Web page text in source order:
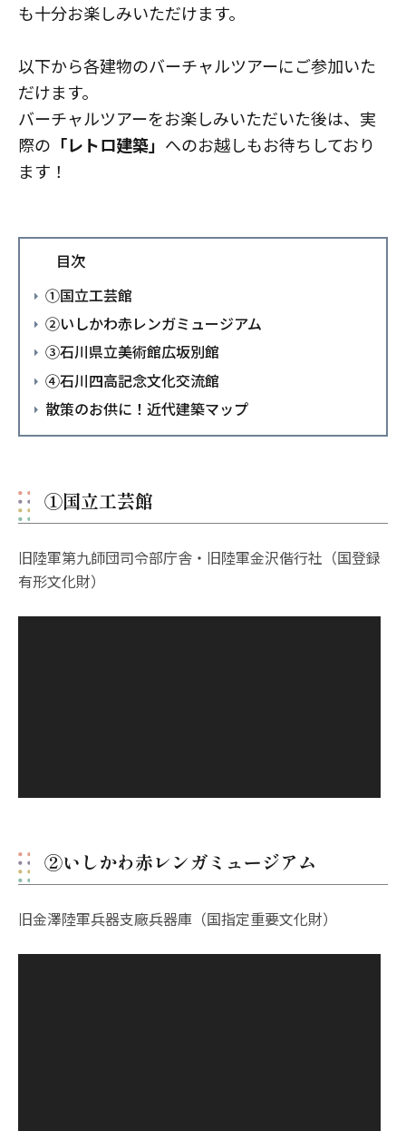
も十分お楽しみいただけます。
以下から各建物のバーチャルツアーにご参加いた
だけます。
バーチャルツアーをお楽しみいただいた後は、実
際の 「レトロ建築」 へのお越しもお待ちしており
ます！
目次
①国立工芸館
②いしかわ赤レンガミュージアム
③石川県立美術館広坂別館
④石川四高記念文化交流館
散策のお供に！近代建築マップ
①国立工芸館
旧陸軍第九師団司令部庁舎・旧陸軍金沢偕行社（国登録
有形文化財）
②いしかわ赤レンガミュージアム
旧金澤陸軍兵器支廠兵器庫（国指定重要文化財）